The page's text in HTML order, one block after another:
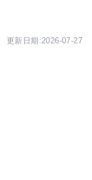
更新日期:2026-07-27